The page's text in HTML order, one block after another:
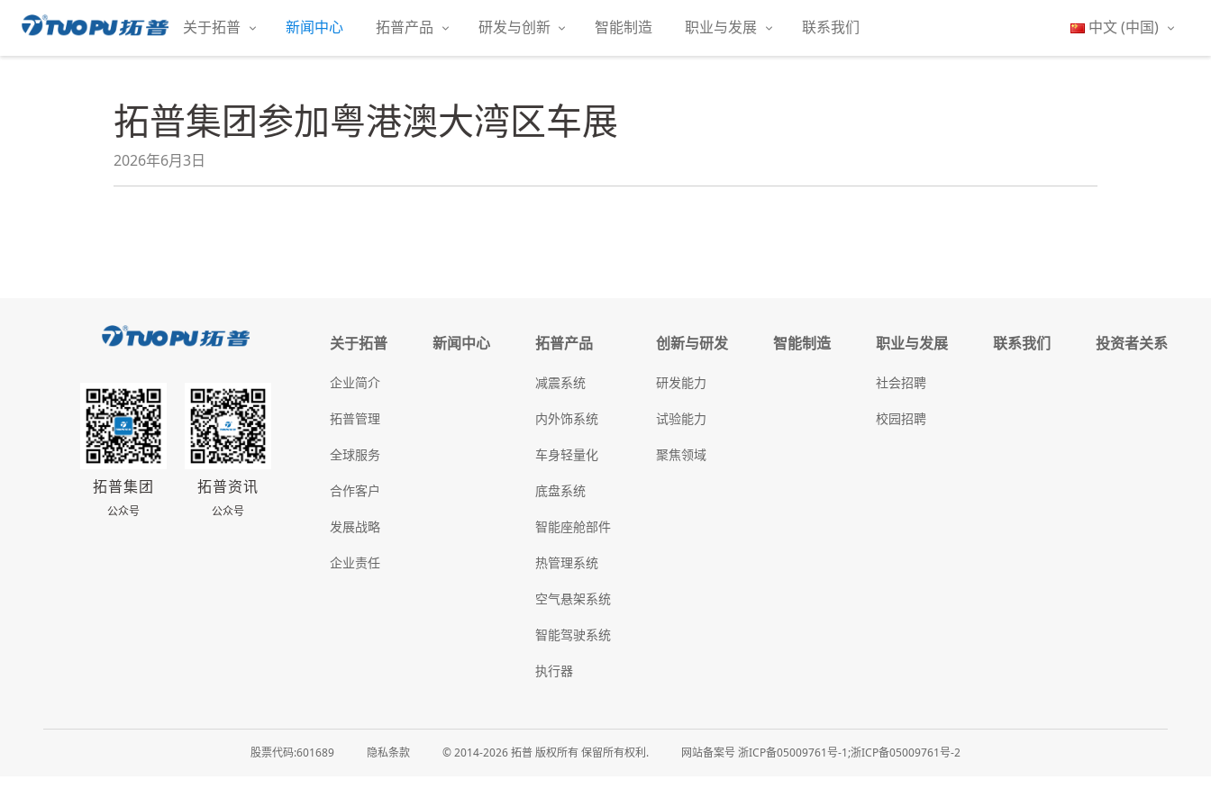
内
拓
普
关于拓普 新闻中心 拓普产品 研发与创新 智能制造 职业与发展 联系我们 中文 (中国)
拓普集团参加粤港澳大湾区车展
2026年6月3日
拓普集团
公众号
拓普资讯
公众号
关于拓普
企业简介
拓普管理
全球服务
合作客户
发展战略
企业责任
新闻中心 拓普产品
减震系统
内外饰系统
车身轻量化
底盘系统
智能座舱部件
热管理系统
空气悬架系统
智能驾驶系统
执行器
创新与研发
研发能力
试验能力
聚焦领域
智能制造 职业与发展
社会招聘
校园招聘
联系我们 投资者关系
股票代码:601689 隐私条款 © 2014-2026 拓普 版权所有 保留所有权利. 网站备案号 浙ICP备05009761号-1;浙ICP备05009761号-2